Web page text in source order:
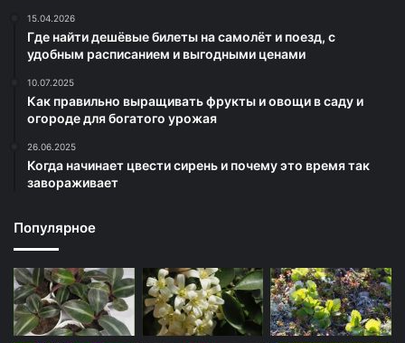
15.04.2026
Где найти дешёвые билеты на самолёт и поезд, с
удобным расписанием и выгодными ценами
10.07.2025
Как правильно выращивать фрукты и овощи в саду и
огороде для богатого урожая
26.06.2025
Когда начинает цвести сирень и почему это время так
завораживает
Популярное